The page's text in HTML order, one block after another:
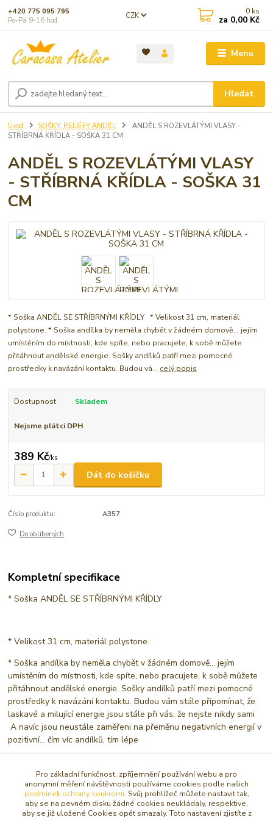
Menu
CZK
Hledat
+420 775 095 795
Po-Pá 9-16 hod.
0 ks
za 0,00 Kč
Úvod SOŠKY, RELIÉFY ANDĚL
ANDĚL S ROZEVLÁTÝMI VLASY -
STŘÍBRNÁ KŘÍDLA - SOŠKA 31 CM
ANDĚL S ROZEVLÁTÝMI VLASY
- STŘÍBRNÁ KŘÍDLA - SOŠKA 31
CM
* Soška ANDĚL SE STŘÍBRNÝMI KŘÍDLY * Velikost 31 cm, materiál
polystone. * Soška andílka by neměla chybět v žádném domově... jejím
umístěním do místnosti, kde spíte, nebo pracujete, k sobě můžete
přitáhnout andělské energie. Sošky andílků patří mezi pomocné
prostředky k navázání kontaktu. Budou vá... celý popis
Dostupnost Skladem
Nejsme plátci DPH
389 Kč/ks
Dát do košíčku
Číslo produktu: A357
Do oblíbených
Kompletní specifikace
* Soška ANDĚL SE STŘÍBRNÝMI KŘÍDLY
* Velikost 31 cm, materiál polystone.
* Soška andílka by neměla chybět v žádném domově... jejím
umístěním do místnosti, kde spíte, nebo pracujete, k sobě můžete
přitáhnout andělské energie. Sošky andílků patří mezi pomocné
prostředky k navázání kontaktu. Budou vám stále připomínat, že
laskavé a milující energie jsou stále při vás, že nejste nikdy sami
A navíc jsou neustále zaměřeni na přeměnu negativních energií v
pozitivní... čím víc andílků, tím lépe
Zboží zařazeno v kategoriích
SOŠKY, RELIÉFY ANDĚL
Pro základní funkčnost, zpříjemnění používání webu a pro
anonymní měření návštěvnosti používáme cookies podle našich
podmínek ochrany soukromí. Svůj prohlížeč můžete nastavit tak,
aby se na pevném disku žádné cookies neukládaly, respektive,
aby se již uložené Cookies opět smazaly. Toto nastavení zjistíte z